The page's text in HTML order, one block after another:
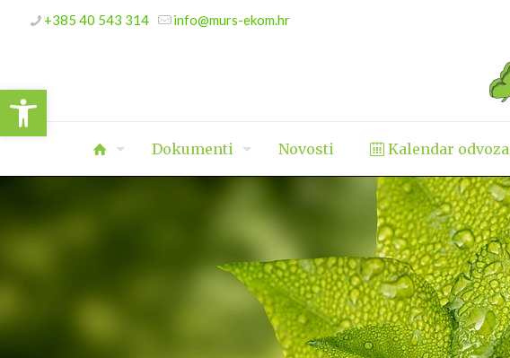
Open toolbar
+385 40 543 314 info@murs-ekom.hr
Dokumenti Novosti Kalendar odvoza